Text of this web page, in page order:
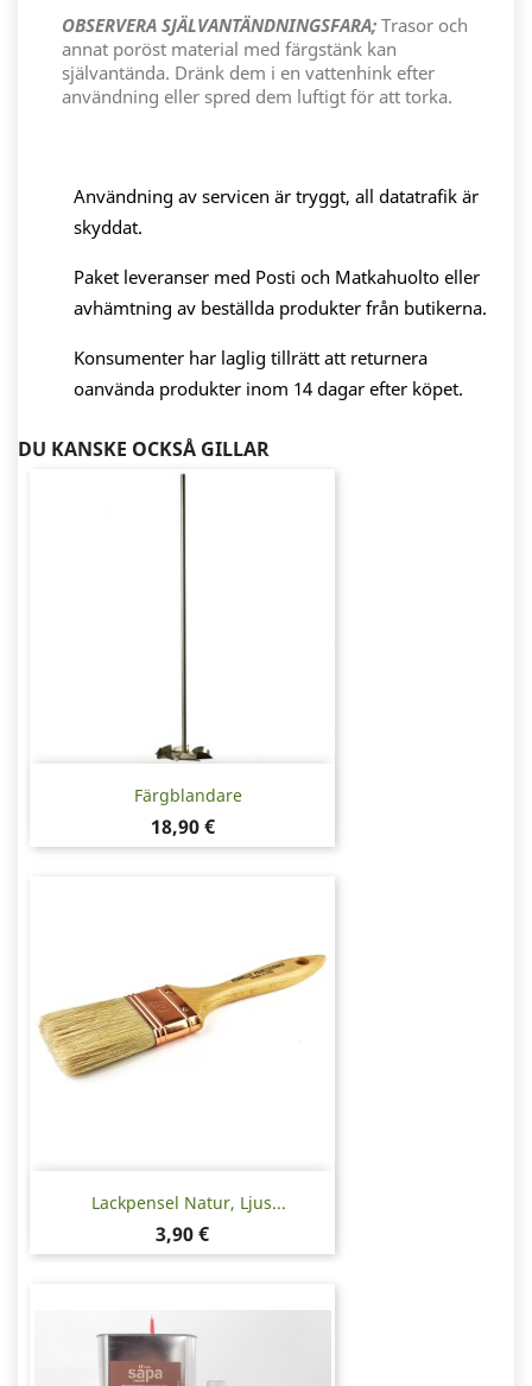
OBSERVERA SJÄLVANTÄNDNINGSFARA; Trasor och
annat poröst material med färgstänk kan
självantända. Dränk dem i en vattenhink efter
användning eller spred dem luftigt för att torka.
Användning av servicen är tryggt, all datatrafik är
skyddat.
Paket leveranser med Posti och Matkahuolto eller
avhämtning av beställda produkter från butikerna.
Konsumenter har laglig tillrätt att returnera
oanvända produkter inom 14 dagar efter köpet.
DU KANSKE OCKSÅ GILLAR
Färgblandare
Pris
18,90 €
Lackpensel Natur, Ljus...
Pris
3,90 €